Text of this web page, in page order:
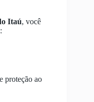
Itaú, você
proteção ao